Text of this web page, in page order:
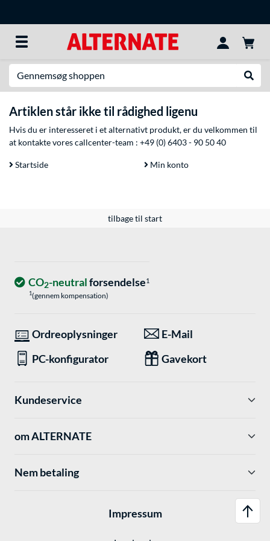
Artiklen står ikke til rådighed ligenu
Hvis du er interesseret i et alternativt produkt, er du velkommen til
at kontakte vores callcenter-team : +49 (0) 6403 - 90 50 40
Startside Min konto
tilbage til start
CO2-neutralforsendelse1
1(gennem kompensation)
Ordreoplysninger
E-Mail
PC-konfigurator
Gavekort
Kundeservice
om ALTERNATE
Nem betaling
Impressum